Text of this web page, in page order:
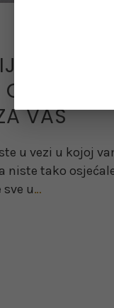
– KAKO
PRAVI
VAS
u vezi u kojoj
niste tako
sve u…